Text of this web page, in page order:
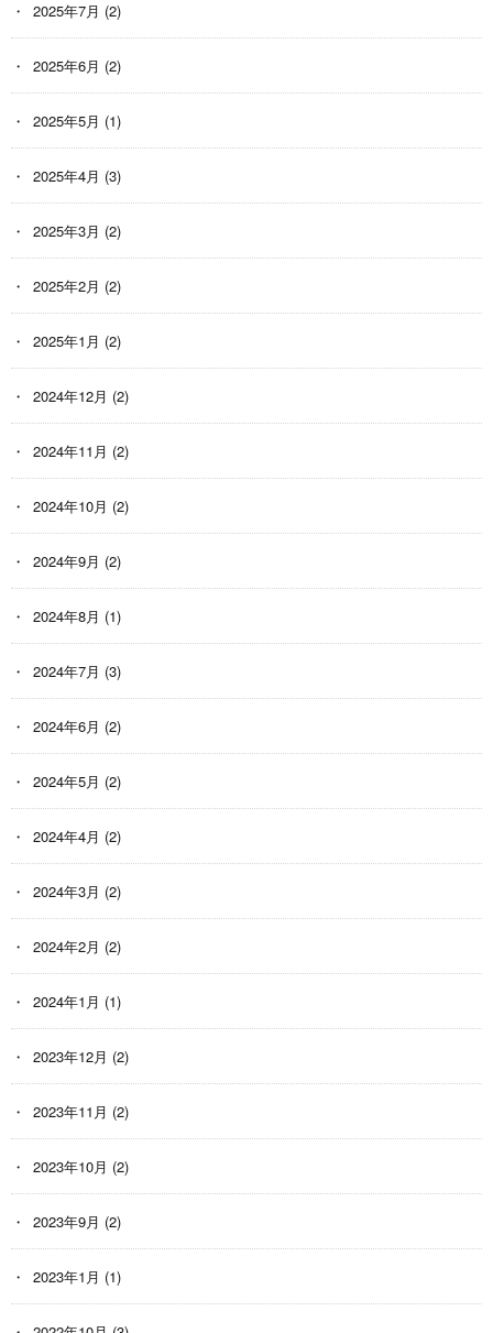
2025年7月 (2)
2025年6月 (2)
2025年5月 (1)
2025年4月 (3)
2025年3月 (2)
2025年2月 (2)
2025年1月 (2)
2024年12月 (2)
2024年11月 (2)
2024年10月 (2)
2024年9月 (2)
2024年8月 (1)
2024年7月 (3)
2024年6月 (2)
2024年5月 (2)
2024年4月 (2)
2024年3月 (2)
2024年2月 (2)
2024年1月 (1)
2023年12月 (2)
2023年11月 (2)
2023年10月 (2)
2023年9月 (2)
2023年1月 (1)